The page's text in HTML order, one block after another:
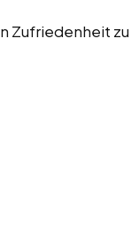
Zufriedenheit zu